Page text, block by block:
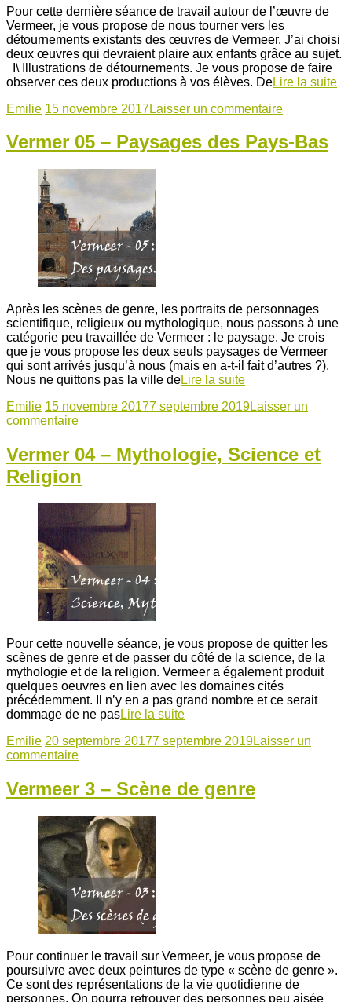
Pour cette dernière séance de travail autour de l’œuvre de
Vermeer, je vous propose de nous tourner vers les
détournements existants des œuvres de Vermeer. J’ai choisi
deux œuvres qui devraient plaire aux enfants grâce au sujet.
I\ Illustrations de détournements. Je vous propose de faire
observer ces deux productions à vos élèves. DeLire la suite
Emilie 15 novembre 2017Laisser un commentaire
Vermer 05 – Paysages des Pays-Bas
Après les scènes de genre, les portraits de personnages
scientifique, religieux ou mythologique, nous passons à une
catégorie peu travaillée de Vermeer : le paysage. Je crois
que je vous propose les deux seuls paysages de Vermeer
qui sont arrivés jusqu’à nous (mais en a-t-il fait d’autres ?).
Nous ne quittons pas la ville deLire la suite
Emilie 15 novembre 20177 septembre 2019Laisser un
commentaire
Vermer 04 – Mythologie, Science et
Religion
Pour cette nouvelle séance, je vous propose de quitter les
scènes de genre et de passer du côté de la science, de la
mythologie et de la religion. Vermeer a également produit
quelques oeuvres en lien avec les domaines cités
précédemment. Il n’y en a pas grand nombre et ce serait
dommage de ne pasLire la suite
Emilie 20 septembre 20177 septembre 2019Laisser un
commentaire
Vermeer 3 – Scène de genre
Pour continuer le travail sur Vermeer, je vous propose de
poursuivre avec deux peintures de type « scène de genre ».
Ce sont des représentations de la vie quotidienne de
personnes. On pourra retrouver des personnes peu aisée